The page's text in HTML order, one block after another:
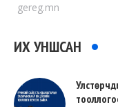
gereg.mn
ИХ УНШСАН